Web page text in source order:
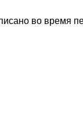
во время